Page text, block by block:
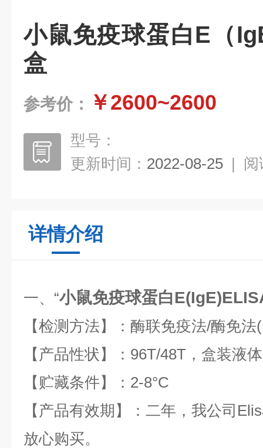
小鼠免疫球蛋白E（
盒
参考价： ￥2600~2600
型号：
更新时间： 2022-08-25 | 阅
详情介绍
一、“小鼠免疫球蛋白
【检测方法】：酶联免疫法/酶免法
【产品性状】： 96T/48T ，盒装液体
【贮藏条件】： 2-8°C
【产品有效期】：二年，我公司
放心购买。